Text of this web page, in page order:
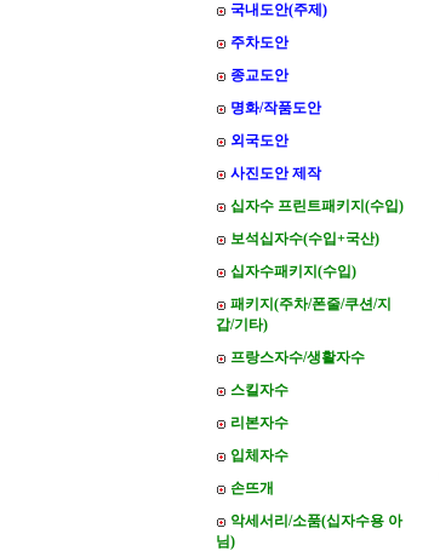
국내도안(주제)
주차도안
종교도안
명화/작품도안
외국도안
사진도안 제작
십자수 프린트패키지(수입)
보석십자수(수입+국산)
십자수패키지(수입)
패키지(주차/폰줄/쿠션/지
갑/기타)
프랑스자수/생활자수
스킬자수
리본자수
입체자수
손뜨개
악세서리/소품(십자수용 아
님)